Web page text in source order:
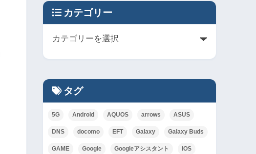
カテゴリー
タグ
5G Android AQUOS arrows ASUS
DNS docomo EFT Galaxy Galaxy Buds
GAME Google Googleアシスタント iOS